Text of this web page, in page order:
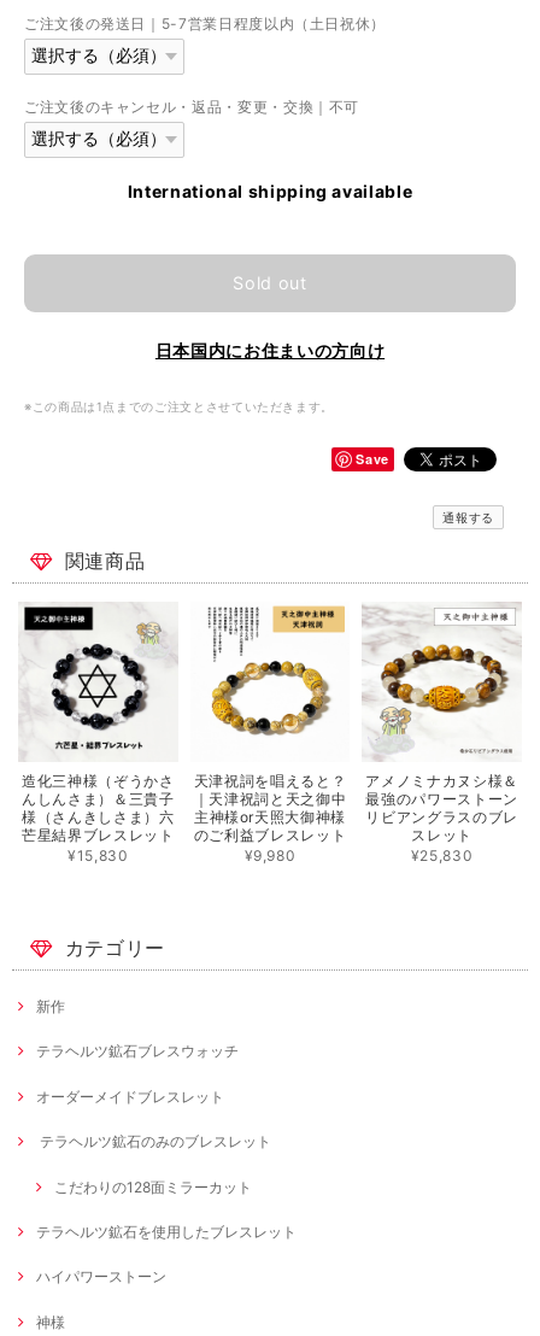
ご注文後の発送日｜5-7営業日程度以内（土日祝休）
ご注文後のキャンセル・返品・変更・交換｜不可
International shipping available
Sold out
日本国内にお住まいの方向け
※この商品は1点までのご注文とさせていただきます。
Save
通報する
関連商品
造化三神様（ぞうかさ
んしんさま）＆三貴子
様（さんきしさま）六
芒星結界ブレスレット
¥15,830
天津祝詞を唱えると？
｜天津祝詞と天之御中
主神様or天照大御神様
のご利益ブレスレット
¥9,980
アメノミナカヌシ様＆
最強のパワーストーン
リビアングラスのブレ
スレット
¥25,830
カテゴリー
新作
テラヘルツ鉱石ブレスウォッチ
オーダーメイドブレスレット
テラヘルツ鉱石のみのブレスレット
こだわりの128面ミラーカット
テラヘルツ鉱石を使用したブレスレット
ハイパワーストーン
神様